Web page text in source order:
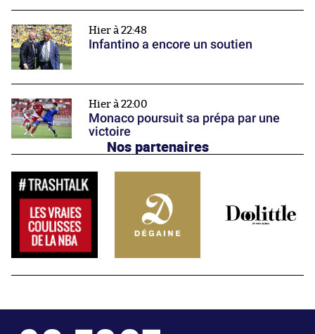
Hier à 22:48
Infantino a encore un soutien
Hier à 22:00
Monaco poursuit sa prépa par une
victoire
Nos partenaires